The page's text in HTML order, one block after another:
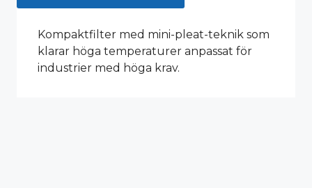
Kompaktfilter med mini-pleat-teknik som
klarar höga temperaturer anpassat för
industrier med höga krav.